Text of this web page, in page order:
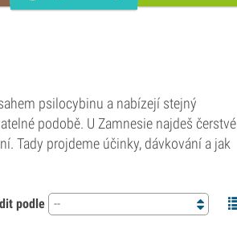
psilocybinu a nabízejí stejný
podobě. U Zamnesie najdeš čerstvé
Tady projdeme účinky, dávkování a jak
podle --